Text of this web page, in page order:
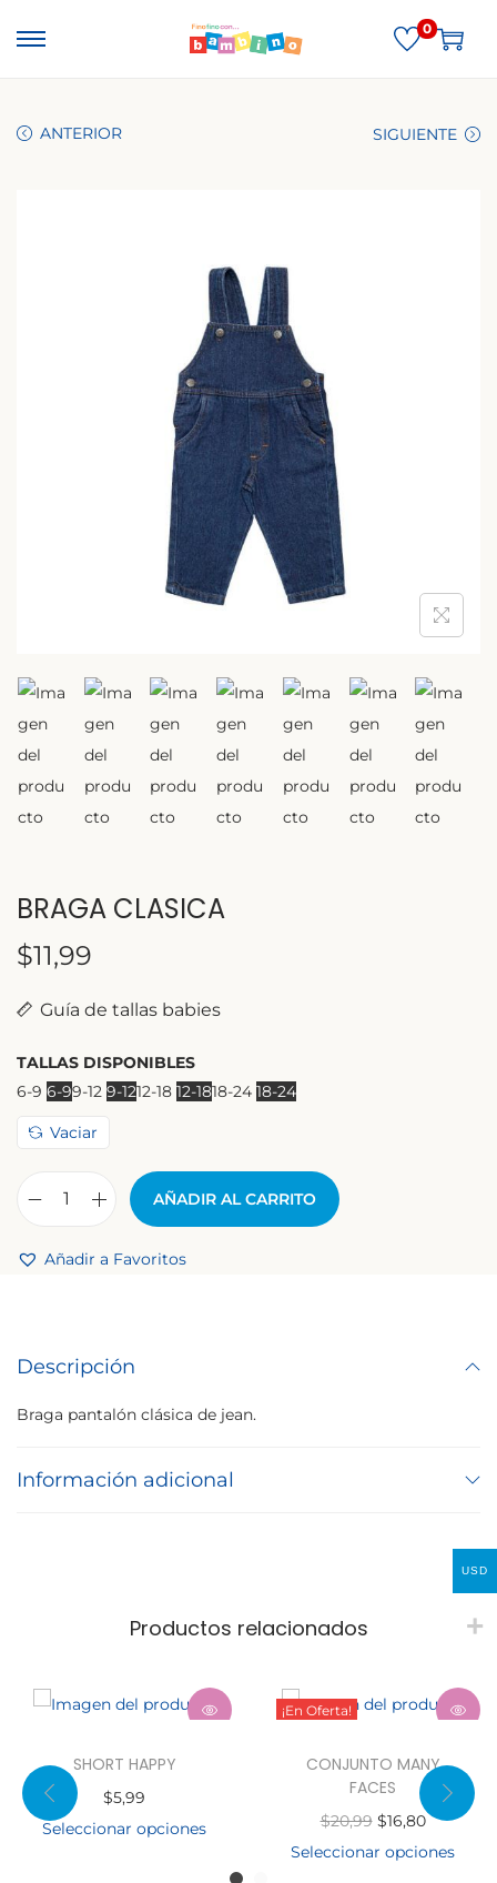
0
ANTERIOR SIGUIENTE
BRAGA CLASICA
$11,99
Guía de tallas babies
TALLAS DISPONIBLES
6-9 6-99-12 9-1212-18 12-1818-24 18-24
Vaciar
AÑADIR AL CARRITO
Añadir a Favoritos
Descripción
Braga pantalón clásica de jean.
Información adicional
Productos relacionados
SHORT HAPPY
$5,99
Seleccionar opciones
¡En Oferta!
CONJUNTO MANY
FACES
$20,99 $16,80
Seleccionar opciones
USD